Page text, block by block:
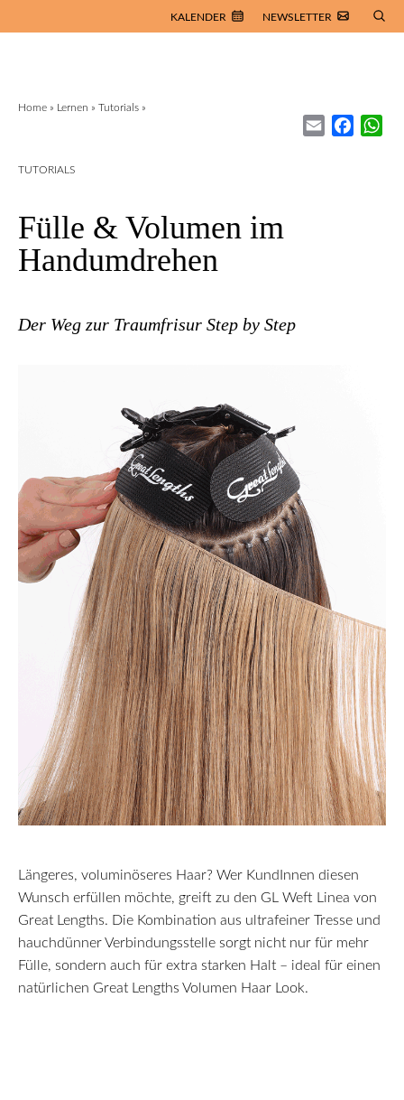
KALENDER NEWSLETTER
Home » Lernen » Tutorials »
Email
TUTORIALS
Fülle & Volumen im
Handumdrehen
Der Weg zur Traumfrisur Step by Step
Längeres, voluminöseres Haar? Wer KundInnen diesen
Wunsch erfüllen möchte, greift zu den GL Weft Linea von
Great Lengths. Die Kombination aus ultrafeiner Tresse und
hauchdünner Verbindungsstelle sorgt nicht nur für mehr
Fülle, sondern auch für extra starken Halt – ideal für einen
natürlichen Great Lengths Volumen Haar Look.